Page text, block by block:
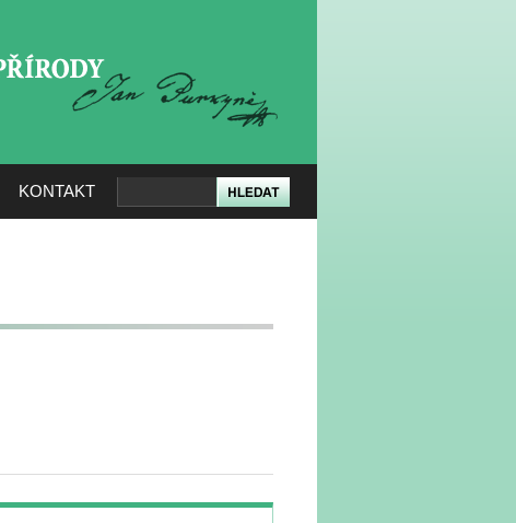
KONTAKT